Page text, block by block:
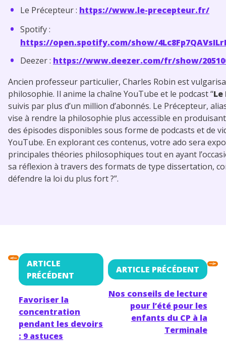
Le Précepteur : https://www.le-precepteur.fr/
Spotify :
https://open.spotify.com/show/
Deezer : https://www.deezer.com/fr/show/
Ancien professeur particulier, Charles Robin est
philosophie. Il anime la chaîne YouTube et le podcast “
suivis par plus d’un million d’abonnés. Le Précepteur,
vise à rendre la philosophie plus accessible en
des épisodes disponibles sous forme de podcasts et de
YouTube. En explorant ces contenus, votre ado sera
principales théories philosophiques tout en ayant
sa réflexion à travers des formats de type dissertation,
défendre la loi du plus fort ?”.
ARTICLE
PRÉCÉDENT
Favoriser la
concentration
pendant les devoirs
: 9 astuces
ARTICLE PRÉCÉDENT
Nos conseils de lecture
pour l’été pour les
enfants du CP à la
Terminale